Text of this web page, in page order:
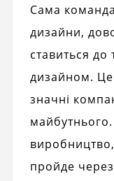
Сама
дизайни,
ставиться до
дизайном.
значні
пройде